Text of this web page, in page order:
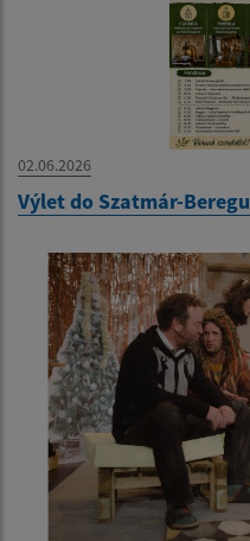
02.06.2026
Výlet do Szatmár-Beregu